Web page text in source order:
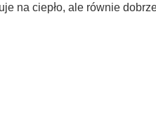
na ciepło, ale równie